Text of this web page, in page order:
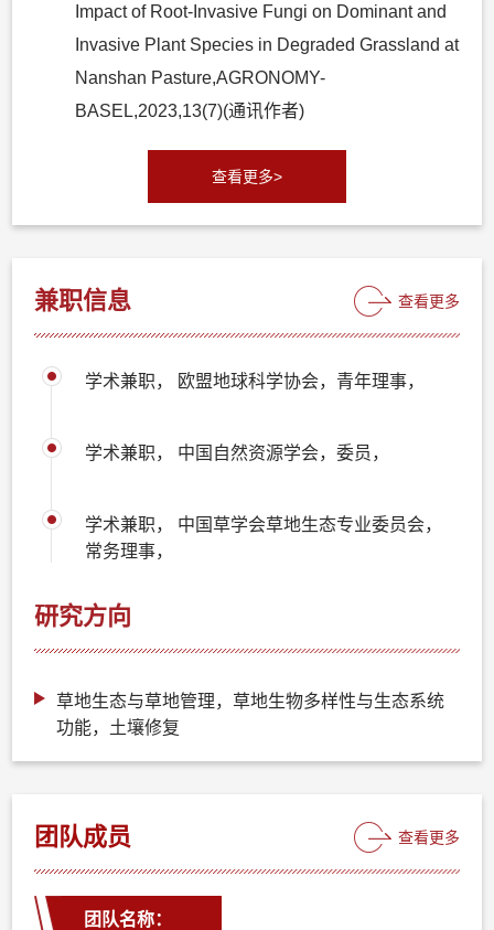
Impact of Root-Invasive Fungi on Dominant and
Invasive Plant Species in Degraded Grassland at
Nanshan Pasture,AGRONOMY-
BASEL,2023,13(7)(通讯作者)
查看更多>
兼职信息 查看更多
学术兼职， 欧盟地球科学协会，青年理事，
学术兼职， 中国自然资源学会，委员，
学术兼职， 中国草学会草地生态专业委员会，
常务理事，
研究方向
草地生态与草地管理，草地生物多样性与生态系统
功能，土壤修复
团队成员 查看更多
团队名称：